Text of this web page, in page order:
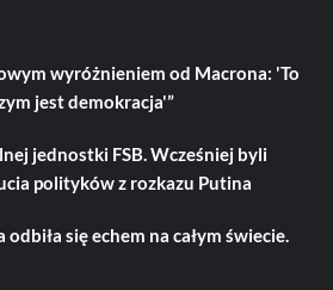
wyróżnieniem od Macrona: 'To
jest demokracja'”
jednostki FSB. Wcześniej byli
polityków z rozkazu Putina
się echem na całym świecie.